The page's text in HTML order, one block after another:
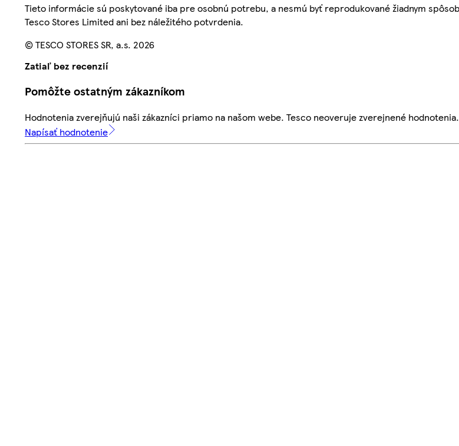
Tieto informácie sú poskytované iba pre osobnú potrebu, a nesmú byť reprodukované žiadnym
Tesco Stores Limited ani bez náležitého potvrdenia.
© TESCO STORES SR, a.s. 2026
Zatiaľ bez recenzií
Pomôžte ostatným zákazníkom
Hodnotenia zverejňujú naši zákazníci priamo na našom webe. Tesco neoveruje zverejnené hodnotenia.
Napísať hodnotenie